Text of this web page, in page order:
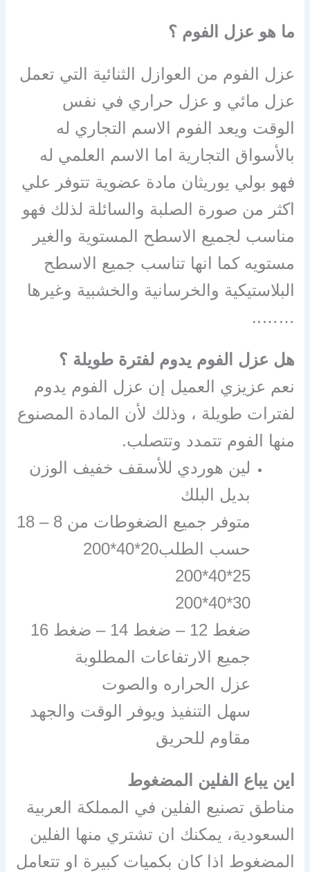
ما هو عزل الفوم ؟
عزل الفوم من العوازل الثنائية التي تعمل
عزل مائي و عزل حراري في نفس
الوقت ويعد الفوم الاسم التجاري له
بالأسواق التجارية اما الاسم العلمي له
فهو بولي يوريثان مادة عضوية تتوفر علي
اكثر من صورة الصلبة والسائلة لذلك فهو
مناسب لجميع الاسطح المستوية والغير
مستويه كما انها تناسب جميع الاسطح
البلاستيكية والخرسانية والخشبية وغيرها
……..
هل عزل الفوم يدوم لفترة طويلة ؟
نعم عزيزي العميل إن عزل الفوم يدوم
لفترات طويلة ، وذلك لأن المادة المصنوع
منها الفوم تتمدد وتتصلب.
لين هوردي للأسقف خفيف الوزن
بديل البلك
متوفر جميع الضغوطات من 8 – 18
حسب الطلب20*40*200
25*40*200
30*40*200
ضغط 12 – ضغط 14 – ضغط 16
جميع الارتفاعات المطلوبة
عزل الحراره والصوت
سهل التنفيذ ويوفر الوقت والجهد
مقاوم للحريق
اين يباع الفلين المضغوط
مناطق تصنيع الفلين في المملكة العربية
السعودية، يمكنك ان تشتري منها الفلين
المضغوط اذا كان بكميات كبيرة او تتعامل